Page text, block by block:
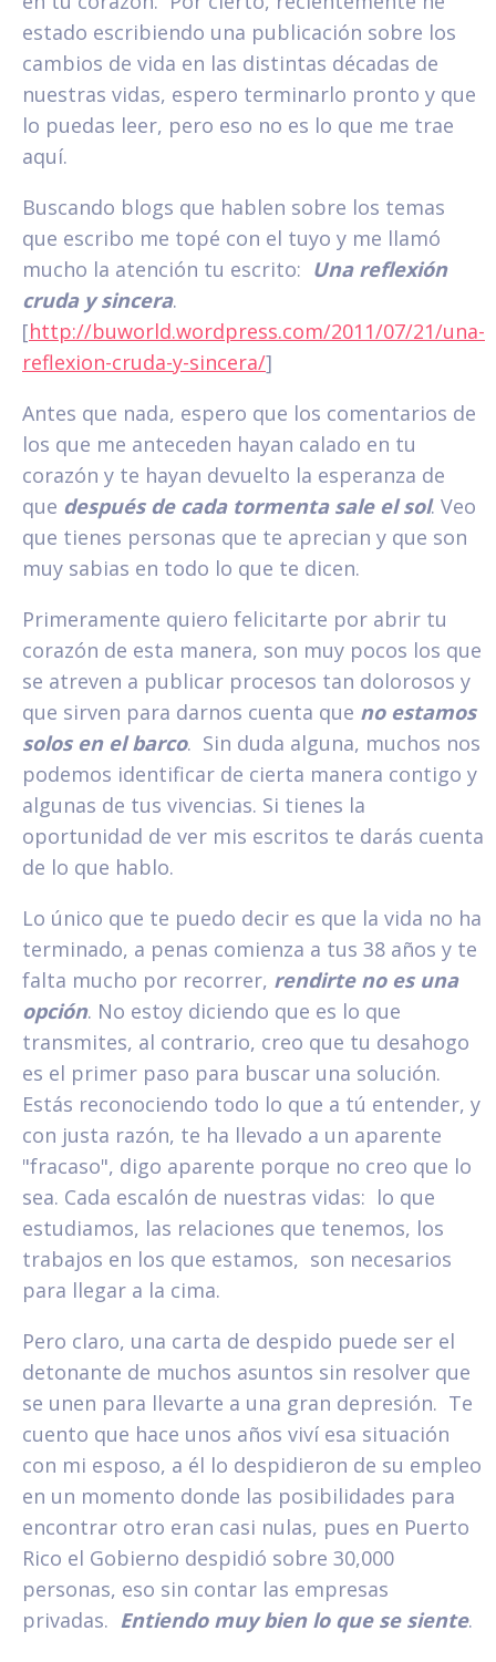
estado escribiendo una publicación sobre los
cambios de vida en las distintas décadas de
nuestras vidas, espero terminarlo pronto y que
lo puedas leer, pero eso no es lo que me trae
aquí.
Buscando blogs que hablen sobre los temas
que escribo me topé con el tuyo y me llamó
mucho la atención tu escrito: Una reflexión
cruda y sincera.
[http://buworld.wordpress.com/2011/07/21/una-
reflexion-cruda-y-sincera/]
Antes que nada, espero que los comentarios de
los que me anteceden hayan calado en tu
corazón y te hayan devuelto la esperanza de
que después de cada tormenta sale el sol. Veo
que tienes personas que te aprecian y que son
muy sabias en todo lo que te dicen.
Primeramente quiero felicitarte por abrir tu
corazón de esta manera, son muy pocos los que
se atreven a publicar procesos tan dolorosos y
que sirven para darnos cuenta que no estamos
solos en el barco. Sin duda alguna, muchos nos
podemos identificar de cierta manera contigo y
algunas de tus vivencias. Si tienes la
oportunidad de ver mis escritos te darás cuenta
de lo que hablo.
Lo único que te puedo decir es que la vida no ha
terminado, a penas comienza a tus 38 años y te
falta mucho por recorrer, rendirte no es una
opción. No estoy diciendo que es lo que
transmites, al contrario, creo que tu desahogo
es el primer paso para buscar una solución.
Estás reconociendo todo lo que a tú entender, y
con justa razón, te ha llevado a un aparente
"fracaso", digo aparente porque no creo que lo
sea. Cada escalón de nuestras vidas: lo que
estudiamos, las relaciones que tenemos, los
trabajos en los que estamos, son necesarios
para llegar a la cima.
Pero claro, una carta de despido puede ser el
detonante de muchos asuntos sin resolver que
se unen para llevarte a una gran depresión. Te
cuento que hace unos años viví esa situación
con mi esposo, a él lo despidieron de su empleo
en un momento donde las posibilidades para
encontrar otro eran casi nulas, pues en Puerto
Rico el Gobierno despidió sobre 30,000
personas, eso sin contar las empresas
privadas. Entiendo muy bien lo que se siente.